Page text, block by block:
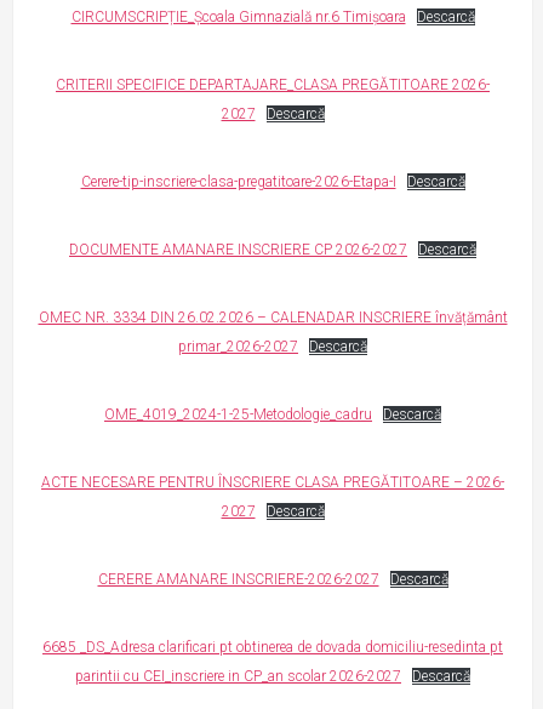
CIRCUMSCRIPȚIE_Școala Gimnazială nr.6 Timișoara Descarcă
CRITERII SPECIFICE DEPARTAJARE_CLASA PREGĂTITOARE 2026-
2027
Descarcă
Cerere-tip-inscriere-clasa-pregatitoare-2026-Etapa-I Descarcă
DOCUMENTE AMANARE INSCRIERE CP 2026-2027 Descarcă
OMEC NR. 3334 DIN 26.02.2026 – CALENADAR INSCRIERE învățământ
primar_2026-2027
Descarcă
OME_4019_2024-1-25-Metodologie_cadru Descarcă
ACTE NECESARE PENTRU ÎNSCRIERE CLASA PREGĂTITOARE – 2026-
2027
Descarcă
CERERE AMANARE INSCRIERE-2026-2027 Descarcă
6685 _DS_Adresa clarificari pt obtinerea de dovada domiciliu-resedinta pt
parintii cu CEI_inscriere in CP_an scolar 2026-2027
Descarcă